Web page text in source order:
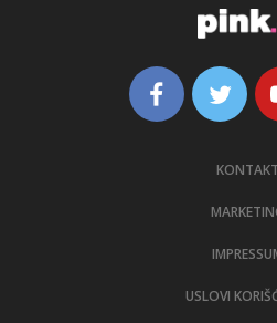
KONTAKT
USLOVI